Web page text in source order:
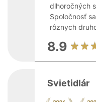
dlhoročných
Spoločnosť
rôznych
8.9
Svietidlár